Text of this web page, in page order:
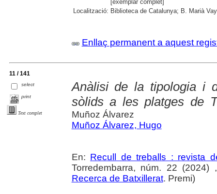
[exemplar complet]
Localització: Biblioteca de Catalunya; B. Marià
Enllaç permanent a aquest
11 / 141
select
print
Text complet
Anàlisi de la tipologia i
sòlids a les platges de
Muñoz Álvarez
Muñoz Álvarez, Hugo
En: Recull de treballs : revista
Torredembarra, núm. 22
Recerca de Batxillerat. Premi)